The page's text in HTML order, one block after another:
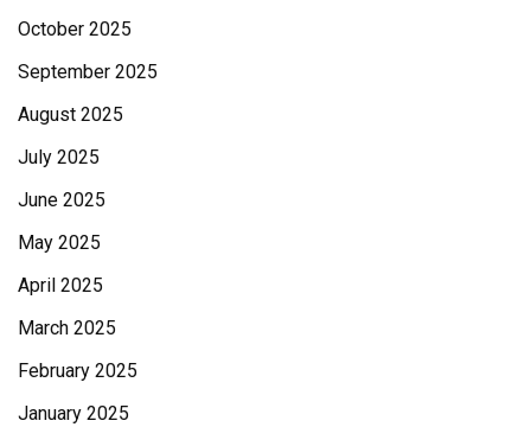
October 2025
September 2025
August 2025
July 2025
June 2025
May 2025
April 2025
March 2025
February 2025
January 2025